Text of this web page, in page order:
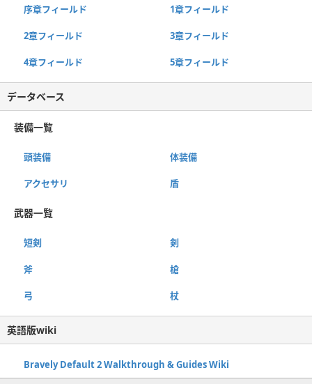
序章フィールド 1章フィールド
2章フィールド 3章フィールド
4章フィールド 5章フィールド
データベース
装備一覧
頭装備 体装備
アクセサリ 盾
武器一覧
短剣 剣
斧 槍
弓 杖
英語版wiki
Bravely Default 2 Walkthrough & Guides Wiki